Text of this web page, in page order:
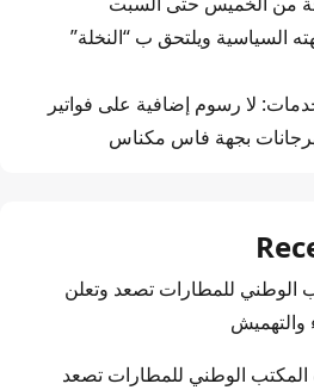
ويلتحق ب “النخلة”
لا رسوم إضافية على فواتير
بجهة فاس مكناس
الوطني للمطارات تصعد وتعلن
والتهميش
المكتب الوطني للمطارات تصعد